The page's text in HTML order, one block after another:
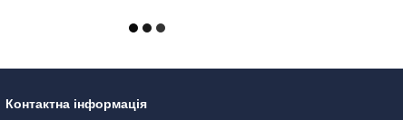
Контактна інформація